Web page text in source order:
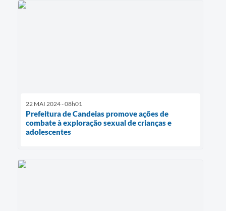
22 MAI 2024 - 08h01
Prefeitura de Candeias promove ações de
combate à exploração sexual de crianças e
adolescentes